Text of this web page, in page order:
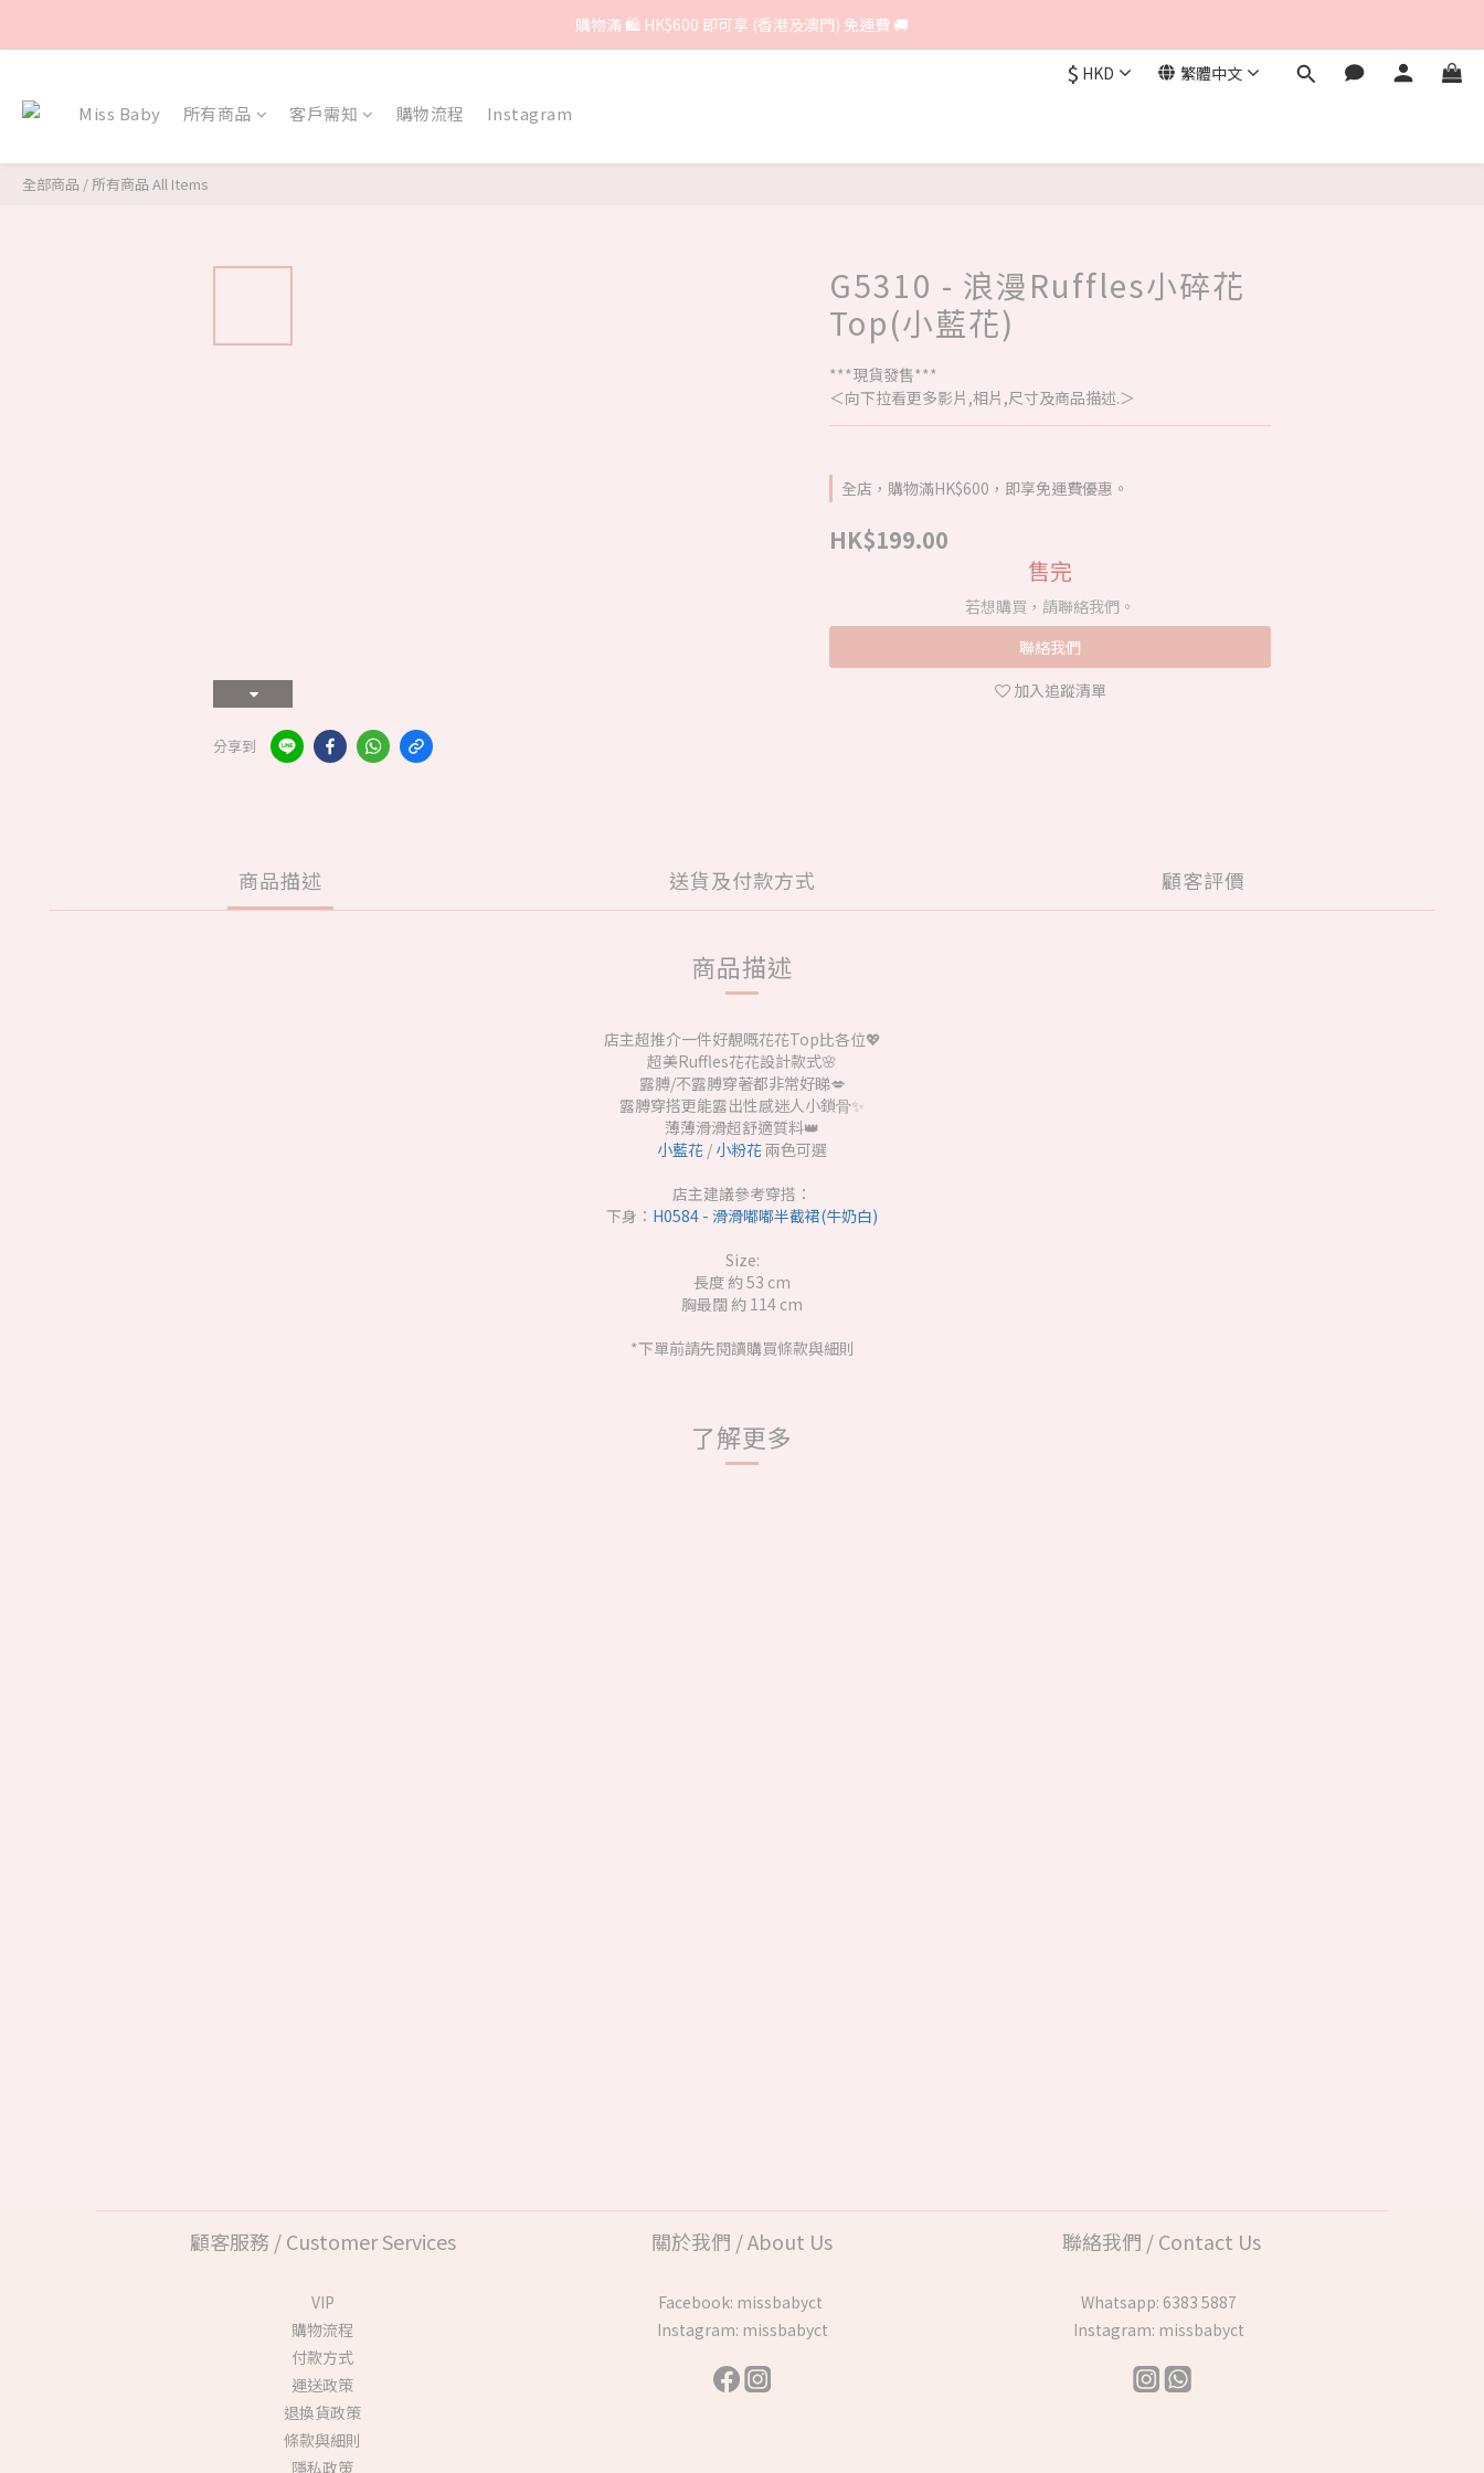
購物滿 🛍 HK$600 即可享 (香港及澳門) 免運費 🚚
$ HKD 繁體中文
Miss Baby 所有商品 客戶需知 購物流程 Instagram
全部商品 / 所有商品 All Items
分享到
G5310 - 浪漫Ruffles小碎花
Top(小藍花)
***現貨發售***
＜向下拉看更多影片,相片,尺寸及商品描述.＞
全店，購物滿HK$600，即享免運費優惠。
HK$199.00
售完
若想購買，請聯絡我們。
聯絡我們
加入追蹤清單
商品描述 送貨及付款方式 顧客評價
商品描述
店主超推介一件好靚嘅花花Top比各位💖
超美Ruffles花花設計款式🌸
露膊/不露膊穿著都非常好睇💋
露膊穿搭更能露出性感迷人小鎖⻣✨
薄薄滑滑超舒適質料👑
小藍花 / 小粉花兩色可選
店主建議參考穿搭：
下身： H0584 - 滑滑嘟嘟半截裙(牛奶白)
Size:
長度 約 53 cm
胸最闊 約 114 cm
*下單前請先閱讀購買條款與細則
了解更多
顧客服務 / Customer Services
VIP
購物流程
付款方式
運送政策
退換貨政策
條款與細則
隱私政策
關於我們 / About Us
Facebook: missbabyct
Instagram: missbabyct
聯絡我們 / Contact Us
Whatsapp: 6383 5887
Instagram: missbabyct